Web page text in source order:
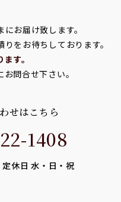
お届け致します。
をお待ちしております。
す。
問合せ下さい。
せはこちら
1408
休日 水・日・祝